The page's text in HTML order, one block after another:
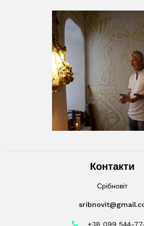
Контакти
Срібновіт
+38 099 544-